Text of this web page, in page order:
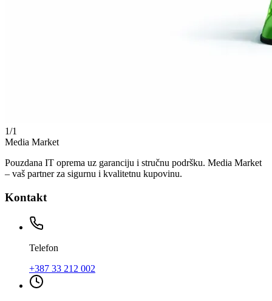
1/1
Media Market
Pouzdana IT oprema uz garanciju i stručnu podršku. Media Market
– vaš partner za sigurnu i kvalitetnu kupovinu.
Kontakt
Telefon
+387 33 212 002